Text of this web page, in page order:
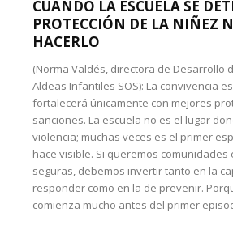
CUANDO LA ESCUELA SE
PROTECCIÓN DE LA NIÑEZ
HACERLO
(Norma Valdés, directora de Desarrollo
Aldeas Infantiles SOS): La convivencia
fortalecerá únicamente con mejores
sanciones. La escuela no es el lugar
violencia; muchas veces es el primer
hace visible. Si queremos comunidades
seguras, debemos invertir tanto en la
responder como en la de prevenir.
comienza mucho antes del primer